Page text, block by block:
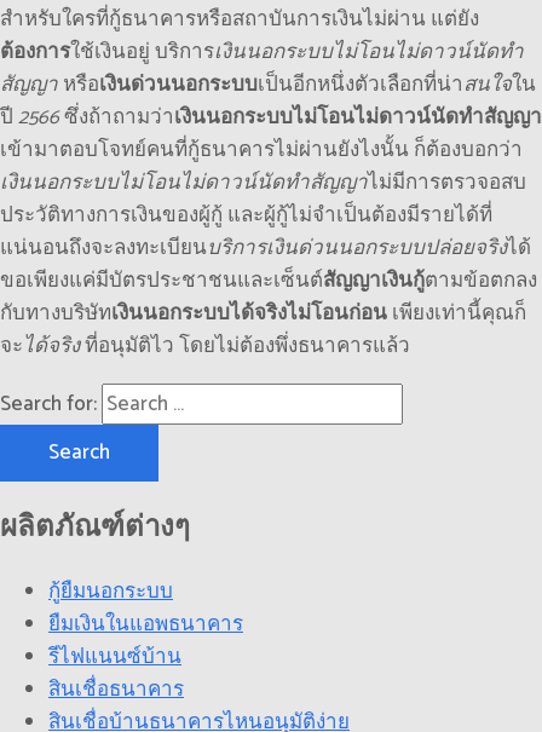
สำหรับใครที่กู้ธนาคารหรือสถาบันการเงินไม่ผ่าน แต่ยัง
ต้องการใช้เงินอยู่บริการเงินนอกระบบไม่โอนไม่ดาวน์นัดทำ
สัญญาหรือเงินด่วนนอกระบบเป็นอีกหนึ่งตัวเลือกที่น่าสนใจใน
ปี2566ซึ่งถ้าถามว่าเงินนอกระบบไม่โอนไม่ดาวน์นัดทำสัญญา
เข้ามาตอบโจทย์คนที่กู้ธนาคารไม่ผ่านยังไงนั้น ก็ต้องบอกว่า
เงินนอกระบบไม่โอนไม่ดาวน์นัดทำสัญญาไม่มีการตรวจอสบ
ประวัติทางการเงินของผู้กู้ และผู้กู้ไม่จำเป็นต้องมีรายได้ที่
แน่นอนถึงจะลงทะเบียนบริการเงินด่วนนอกระบบปล่อยจริงได้
ขอเพียงแค่มีบัตรประชาชนและเซ็นต์สัญญาเงินกู้ตามข้อตกลง
กับทางบริษัทเงินนอกระบบได้จริงไม่โอนก่อนเพียงเท่านี้คุณก็
จะได้จริงที่อนุมัติไว โดยไม่ต้องพึ่งธนาคารแล้ว
Search for:
ผลิตภัณฑ์ต่างๆ
กู้ยืมนอกระบบ
ยืมเงินในแอพธนาคาร
รีไฟแนนซ์บ้าน
สินเชื่อธนาคาร
สินเชื่อบ้านธนาคารไหนอนุมัติง่าย